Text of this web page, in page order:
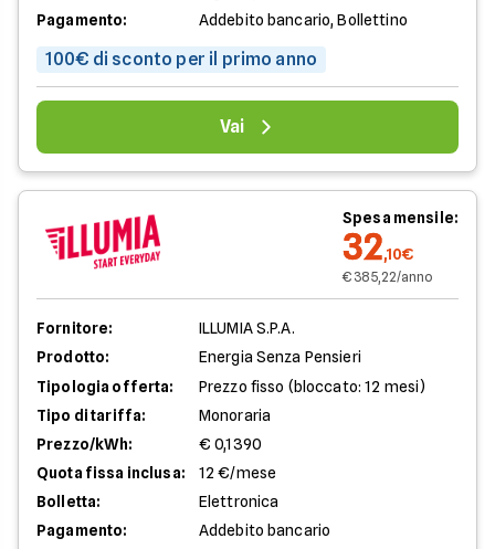
Pagamento:
Addebito bancario, Bollettino
100€ di sconto per il primo anno
Vai
Spesa mensile:
32,10€
€ 385,22/anno
Fornitore:
ILLUMIA S.P.A.
Prodotto:
Energia Senza Pensieri
Tipologia offerta:
Prezzo fisso (bloccato: 12 mesi)
Tipo di tariffa:
Monoraria
Prezzo/kWh:
€ 0,1390
Quota fissa inclusa:
12 €/mese
Bolletta:
Elettronica
Pagamento:
Addebito bancario